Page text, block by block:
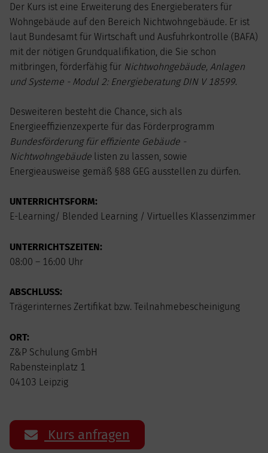
Der Kurs ist eine Erweiterung des Energieberaters für
Wohngebäude auf den Bereich Nichtwohngebäude. Er ist
laut Bundesamt für Wirtschaft und Ausfuhrkontrolle (BAFA)
mit der nötigen Grundqualifikation, die Sie schon
mitbringen, förderfähig für Nichtwohngebäude, Anlagen
und Systeme - Modul 2: Energieberatung DIN V 18599.
Desweiteren besteht die Chance, sich als
Energieeffizienzexperte für das Förderprogramm
Bundesförderung für effiziente Gebäude -
Nichtwohngebäude listen zu lassen, sowie
Energieausweise gemäß §88 GEG ausstellen zu dürfen.
UNTERRICHTSFORM:
E-Learning/ Blended Learning / Virtuelles Klassenzimmer
UNTERRICHTSZEITEN:
08:00 – 16:00 Uhr
ABSCHLUSS:
Trägerinternes Zertifikat bzw. Teilnahmebescheinigung
ORT:
Z&P Schulung GmbH
Rabensteinplatz 1
04103 Leipzig
Kurs anfragen